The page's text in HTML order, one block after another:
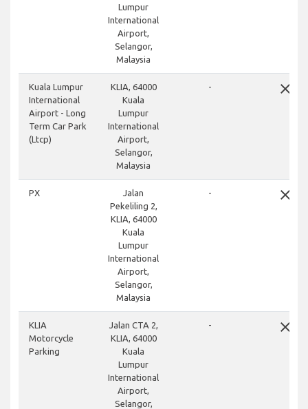
Lumpur
International
Airport,
Selangor,
Malaysia
Kuala Lumpur
International
Airport - Long
Term Car Park
(Ltcp)
KLIA, 64000
Kuala
Lumpur
International
Airport,
Selangor,
Malaysia
- close
PX
Jalan
Pekeliling 2,
KLIA, 64000
Kuala
Lumpur
International
Airport,
Selangor,
Malaysia
- close
KLIA
Motorcycle
Parking
Jalan CTA 2,
KLIA, 64000
Kuala
Lumpur
International
Airport,
Selangor,
- close